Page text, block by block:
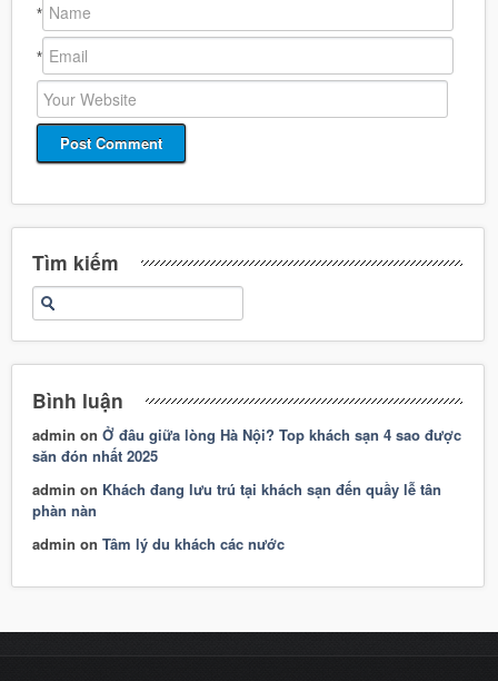
*
*
Tìm kiếm
Bình luận
admin onỞ đâu giữa lòng Hà Nội? Top khách sạn 4 sao được
săn đón nhất 2025
admin on Khách đang lưu trú tại khách sạn đến quầy lễ tân
phàn nàn
admin onTâm lý du khách các nước